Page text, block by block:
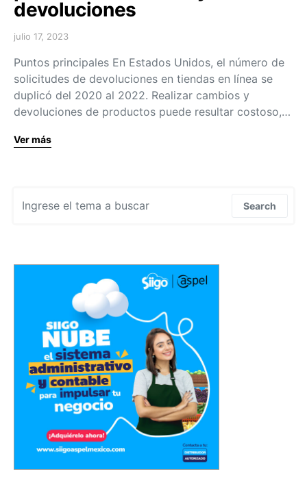
devoluciones
julio 17, 2023
Puntos principales En Estados Unidos, el número de
solicitudes de devoluciones en tiendas en línea se
duplicó del 2020 al 2022. Realizar cambios y
devoluciones de productos puede resultar costoso,…
Ver más
Search